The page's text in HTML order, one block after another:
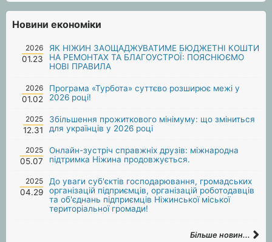
Новини економіки
2026
01.23
ЯК НІЖИН ЗАОЩАДЖУВАТИМЕ БЮДЖЕТНІ КОШТИ
НА РЕМОНТАХ ТА БЛАГОУСТРОЇ: ПОЯСНЮЄМО
НОВІ ПРАВИЛА
2026
01.02
Програма «Турбота» суттєво розширює межі у
2026 році!
2025
12.31
Збільшення прожиткового мінімуму: що зміниться
для українців у 2026 році
2025
05.07
Онлайн-зустріч справжніх друзів: міжнародна
підтримка Ніжина продовжується.
2025
04.29
До уваги суб'єктів господарювання, громадських
організацій підприємців, організацій роботодавців
та об'єднань підприємців Ніжинської міської
територіальної громади!
Більше новин...